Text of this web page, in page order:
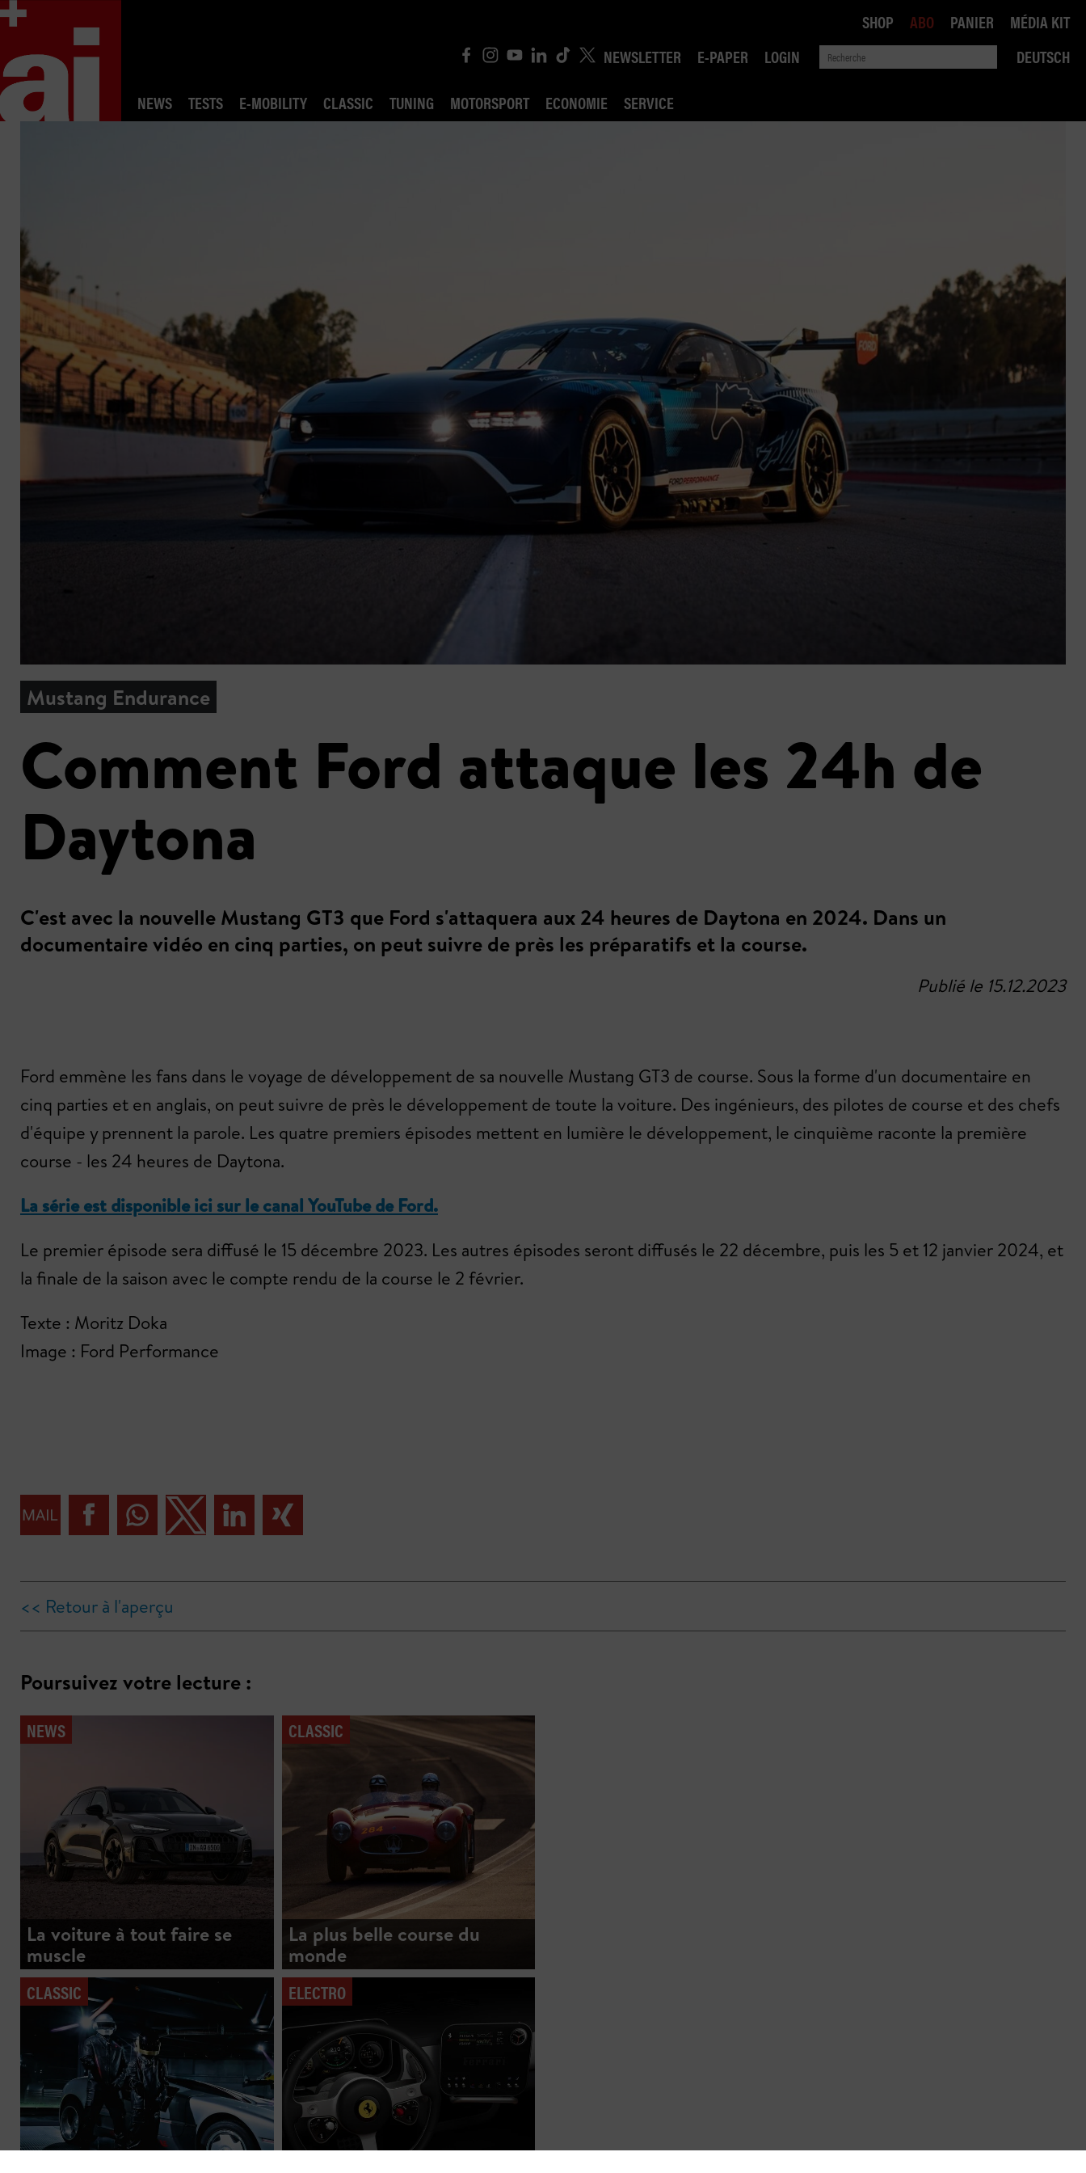
NEWSLETTER E-PAPER LOGIN
DEUTSCH
NEWS
TESTS E-MOBILITY CLASSIC TUNING MOTORSPORT ECONOMIE SERVICE
SHOP ABO PANIER MÉDIA KIT
Mustang Endurance
Comment Ford attaque les 24h de
Daytona
C'est avec la nouvelle Mustang GT3 que Ford s'attaquera aux 24 heures de Daytona en 2024. Dans un
documentaire vidéo en cinq parties, on peut suivre de près les préparatifs et la course.
Publié le 15.12.2023
Ford emmène les fans dans le voyage de développement de sa nouvelle Mustang GT3 de course. Sous la forme d'un documentaire en
cinq parties et en anglais, on peut suivre de près le développement de toute la voiture. Des ingénieurs, des pilotes de course et des chefs
d'équipe y prennent la parole. Les quatre premiers épisodes mettent en lumière le développement, le cinquième raconte la première
course - les 24 heures de Daytona.
La série est disponible ici sur le canal YouTube de Ford.
Le premier épisode sera diffusé le 15 décembre 2023. Les autres épisodes seront diffusés le 22 décembre, puis les 5 et 12 janvier 2024, et
la finale de la saison avec le compte rendu de la course le 2 février.
Texte : Moritz Doka
Image : Ford Performance
<< Retour à l'aperçu
Poursuivez votre lecture :
NEWS
La voiture à tout faire se
muscle
CLASSIC
La plus belle course du
monde
CLASSIC ELECTRO